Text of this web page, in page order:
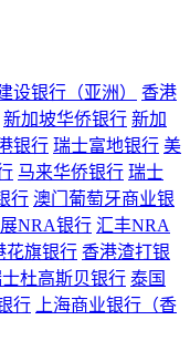
设银行（亚洲）
香港
新加坡华侨银行 新加
银行 瑞士富地银行 美
马来华侨银行 瑞士
行 澳门葡萄牙商业银
NRA银行 汇丰NRA
花旗银行 香港渣打银
杜高斯贝银行 泰国
行
上海商业银行（香